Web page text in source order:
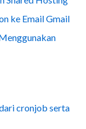
ke Email Gmail
cronjob serta